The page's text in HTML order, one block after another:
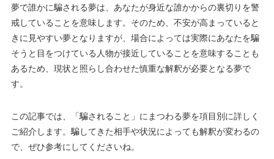
夢で誰かに騙される夢は、あなたが身近な誰かからの裏切りを警
戒していることを意味します。そのため、不安が高まっていると
きに見やすい夢となりますが、場合によっては実際にあなたを騙
そうと目をつけている人物が接近していることを意味することも
あるため、現状と照らし合わせた慎重な解釈が必要となる夢で
す。
この記事では、「騙されること」にまつわる夢を項目別に詳しく
ご紹介します。騙してきた相手や状況によっても解釈が変わるの
で、ぜひ参考にしてくださいね。